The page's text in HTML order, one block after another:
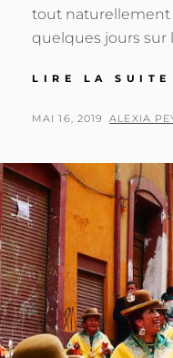
tout naturellement
quelques jours sur
LIRE LA SUITE
POSTED
MAI 16, 2019 BY
ALEXIA